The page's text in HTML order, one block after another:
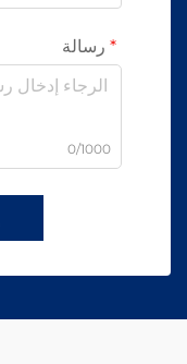
رسالة
0/1000